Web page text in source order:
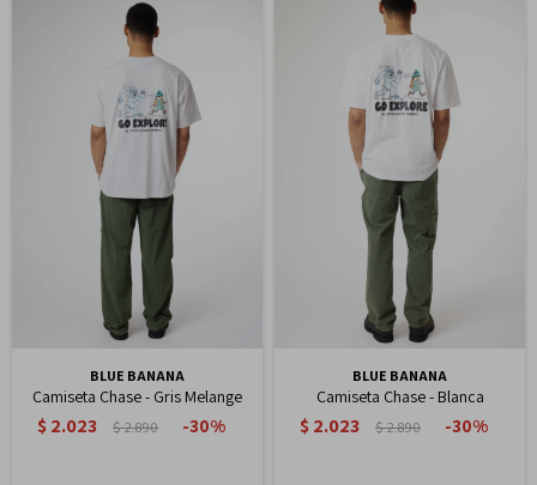
BLUE BANANA
Camiseta Chase - Gris Melange
$2.023 $2.890 30
BLUE BANANA
Camiseta Chase - Blanca
$2.023 $2.890 30